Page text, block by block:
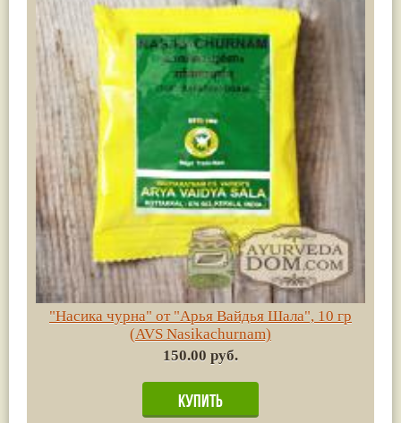
"Насика чурна" от "Арья Вайдья Шала", 10 гр
(AVS Nasikachurnam)
150.00 руб.